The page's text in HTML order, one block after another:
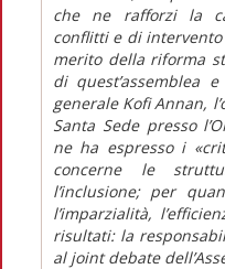
che ne rafforzi la
conflitti e di
merito della riforma
di quest’assemblea
generale Kofi Annan,
Santa Sede presso
ne ha espresso i
concerne le
l’inclusione; per
l’imparzialità,
risultati: la
al joint debate